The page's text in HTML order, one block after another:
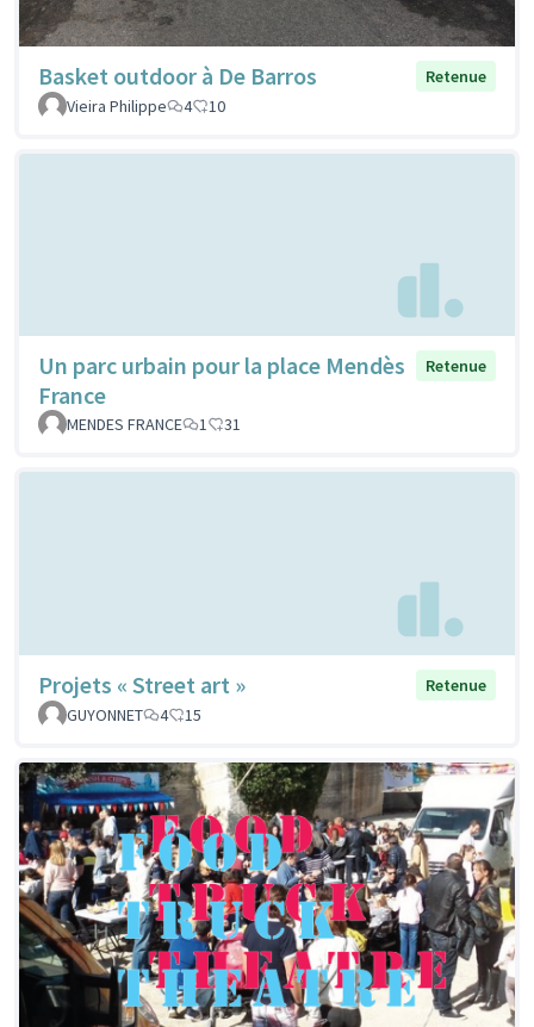
Basket outdoor à De Barros
Retenue
Vieira Philippe
4 10
Un parc urbain pour la place Mendès
France
Retenue
MENDES FRANCE 1 31
Projets « Street art »
Retenue
GUYONNET
4 15